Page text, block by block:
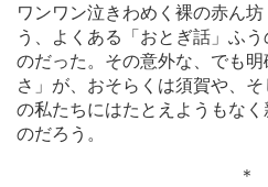
ワンワン泣きわめく裸の赤ん
う、よくある「おとぎ話」ふ
のだった。その意外な、でも
さ」が、おそらくは須賀や、
の私たちにはたとえようもな
のだろう。
＊